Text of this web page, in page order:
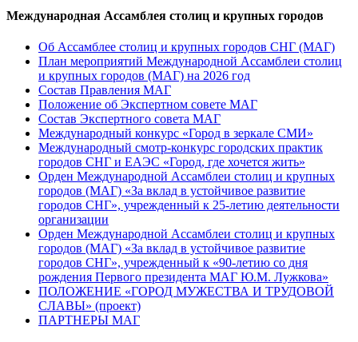
Международная Ассамблея столиц и крупных городов
Об Ассамблее столиц и крупных городов СНГ (МАГ)
План мероприятий Международной Ассамблеи столиц
и крупных городов (МАГ) на 2026 год
Состав Правления МАГ
Положение об Экспертном совете МАГ
Состав Экспертного совета МАГ
Международный конкурс «Город в зеркале СМИ»
Международный смотр-конкурс городских практик
городов СНГ и ЕАЭС «Город, где хочется жить»
Орден Международной Ассамблеи столиц и крупных
городов (МАГ) «За вклад в устойчивое развитие
городов СНГ», учрежденный к 25-летию деятельности
организации
Орден Международной Ассамблеи столиц и крупных
городов (МАГ) «За вклад в устойчивое развитие
городов СНГ», учрежденный к «90-летию со дня
рождения Первого президента МАГ Ю.М. Лужкова»
ПОЛОЖЕНИЕ «ГОРОД МУЖЕСТВА И ТРУДОВОЙ
СЛАВЫ» (проект)
ПАРТНЕРЫ МАГ